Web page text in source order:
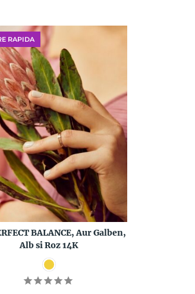
RAPIDA
BALANCE, Aur Galben,
Alb si Roz 14K